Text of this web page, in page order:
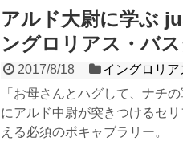
アルド大尉に学ぶ
ングロリアス・バス
2017/8/18 イングロリ
「お母さんとハグして、ナチ
にアルド中尉が突きつけるセ
える必須のボキャブラリー。